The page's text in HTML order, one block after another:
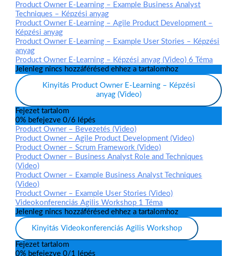
Product Owner E-Learning – Example Business Analyst
Techniques – Képzési anyag
Product Owner E-Learning – Agile Product Development –
Képzési anyag
Product Owner E-Learning – Example User Stories – Képzési
anyag
Product Owner E-Learning – Képzési anyag (Video)6 Téma
Jelenleg nincs hozzáférésed ehhez a tartalomhoz
Kinyitás Product Owner E-Learning – Képzési
anyag (Video)
Fejezet tartalom
0% befejezve0/6 lépés
Product Owner – Bevezetés (Video)
Product Owner – Agile Product Development (Video)
Product Owner – Scrum Framework (Video)
Product Owner – Business Analyst Role and Techniques
(Video)
Product Owner – Example Business Analyst Techniques
(Video)
Product Owner – Example User Stories (Video)
Videokonferenciás Agilis Workshop 1 Téma
Jelenleg nincs hozzáférésed ehhez a tartalomhoz
Kinyitás Videokonferenciás Agilis Workshop
Fejezet tartalom
0% befejezve0/1 lépés